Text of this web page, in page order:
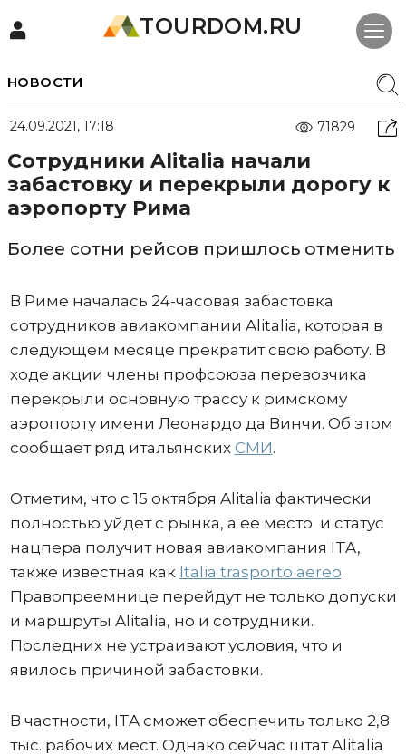
TOURDOM.RU
НОВОСТИ
24.09.2021, 17:18 71829
Сотрудники Alitalia начали
забастовку и перекрыли дорогу к
аэропорту Рима
Более сотни рейсов пришлось отменить
В Риме началась 24-часовая забастовка
сотрудников авиакомпании Alitalia, которая в
следующем месяце прекратит свою работу. В
ходе акции члены профсоюза перевозчика
перекрыли основную трассу к римскому
аэропорту имени Леонардо да Винчи. Об этом
сообщает ряд итальянских СМИ.
Отметим, что с 15 октября Alitalia фактически
полностью уйдет с рынка, а ее место и статус
нацпера получит новая авиакомпания ITA,
также известная как Italia trasporto aereo.
Правопреемнице перейдут не только допуски
и маршруты Alitalia, но и сотрудники.
Последних не устраивают условия, что и
явилось причиной забастовки.
В частности, ITA сможет обеспечить только 2,8
тыс. рабочих мест. Однако сейчас штат Alitalia